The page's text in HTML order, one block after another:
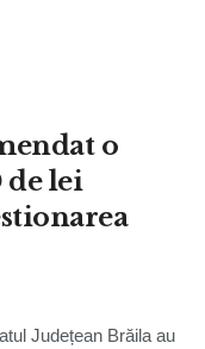
o
de lei
Județean Brăila au